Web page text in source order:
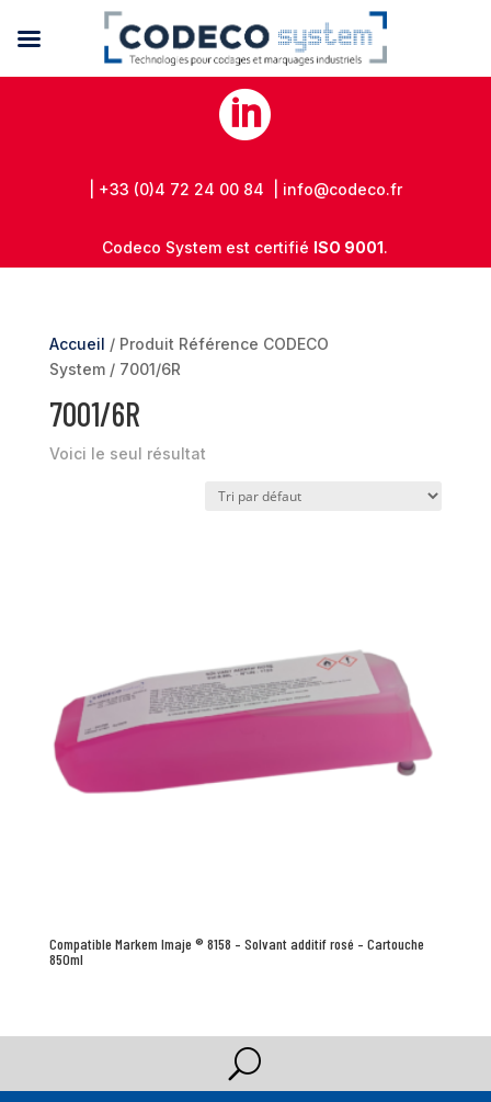

| +33 (0)4 72 24 00 84 | info@codeco.fr
Codeco System est certifié ISO 9001.
Accueil / Produit Référence CODECO
System / 7001/6R
7001/6R
Voici le seul résultat
Compatible Markem Imaje ® 8158 – Solvant additif rosé – Cartouche
850ml
U